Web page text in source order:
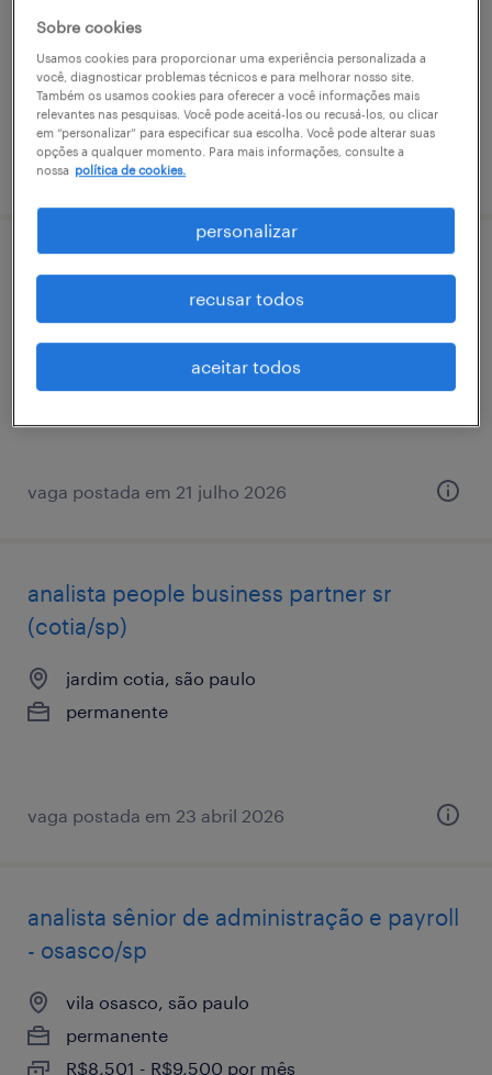
jardim guarulhos, são paulo
permanente
vaga postada em 3 julho 2026
analista ​people ​business ​partner ssr
(taboão da serra/sp)
permanente
vaga postada em 21 julho 2026
analista ​people ​business ​partner sr
(cotia/sp)
jardim cotia, são paulo
permanente
vaga postada em 23 abril 2026
analista sênior de administração e payroll
- osasco/sp
vila osasco, são paulo
permanente
R$8,501 - R$9,500 por mês
Sobre cookies
Usamos cookies para proporcionar uma experiência personalizada a
você, diagnosticar problemas técnicos e para melhorar nosso site.
Também os usamos cookies para oferecer a você informações mais
relevantes nas pesquisas. Você pode aceitá-los ou recusá-los, ou clicar
em “personalizar” para especificar sua escolha. Você pode alterar suas
opções a qualquer momento. Para mais informações, consulte a
nossa política de cookies.
personalizar
recusar todos
aceitar todos